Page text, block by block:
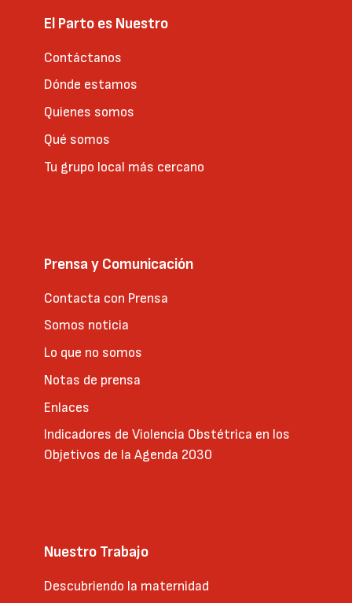
El Parto es Nuestro
Contáctanos
Dónde estamos
Quienes somos
Qué somos
Tu grupo local más cercano
Prensa y Comunicación
Contacta con Prensa
Somos noticia
Lo que no somos
Notas de prensa
Enlaces
Indicadores de Violencia Obstétrica en los
Objetivos de la Agenda 2030
Nuestro Trabajo
Descubriendo la maternidad